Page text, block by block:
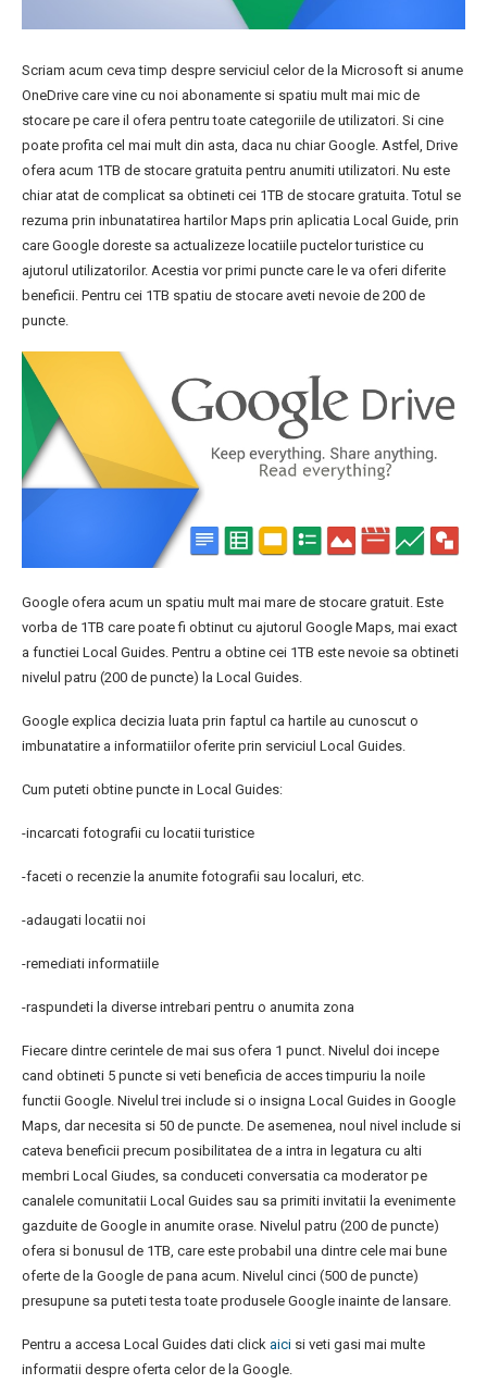
Scriam acum ceva timp despre serviciul celor de la Microsoft si anume
OneDrive care vine cu noi abonamente si spatiu mult mai mic de
stocare pe care il ofera pentru toate categoriile de utilizatori. Si cine
poate profita cel mai mult din asta, daca nu chiar Google. Astfel, Drive
ofera acum 1TB de stocare gratuita pentru anumiti utilizatori. Nu este
chiar atat de complicat sa obtineti cei 1TB de stocare gratuita. Totul se
rezuma prin inbunatatirea hartilor Maps prin aplicatia Local Guide, prin
care Google doreste sa actualizeze locatiile puctelor turistice cu
ajutorul utilizatorilor. Acestia vor primi puncte care le va oferi diferite
beneficii. Pentru cei 1TB spatiu de stocare aveti nevoie de 200 de
puncte.
Google ofera acum un spatiu mult mai mare de stocare gratuit. Este
vorba de 1TB care poate fi obtinut cu ajutorul Google Maps, mai exact
a functiei Local Guides. Pentru a obtine cei 1TB este nevoie sa obtineti
nivelul patru (200 de puncte) la Local Guides.
Google explica decizia luata prin faptul ca hartile au cunoscut o
imbunatatire a informatiilor oferite prin serviciul Local Guides.
Cum puteti obtine puncte in Local Guides:
-incarcati fotografii cu locatii turistice
-faceti o recenzie la anumite fotografii sau localuri, etc.
-adaugati locatii noi
-remediati informatiile
-raspundeti la diverse intrebari pentru o anumita zona
Fiecare dintre cerintele de mai sus ofera 1 punct. Nivelul doi incepe
cand obtineti 5 puncte si veti beneficia de acces timpuriu la noile
functii Google. Nivelul trei include si o insigna Local Guides in Google
Maps, dar necesita si 50 de puncte. De asemenea, noul nivel include si
cateva beneficii precum posibilitatea de a intra in legatura cu alti
membri Local Giudes, sa conduceti conversatia ca moderator pe
canalele comunitatii Local Guides sau sa primiti invitatii la evenimente
gazduite de Google in anumite orase. Nivelul patru (200 de puncte)
ofera si bonusul de 1TB, care este probabil una dintre cele mai bune
oferte de la Google de pana acum. Nivelul cinci (500 de puncte)
presupune sa puteti testa toate produsele Google inainte de lansare.
Pentru a accesa Local Guides dati click aici si veti gasi mai multe
informatii despre oferta celor de la Google.